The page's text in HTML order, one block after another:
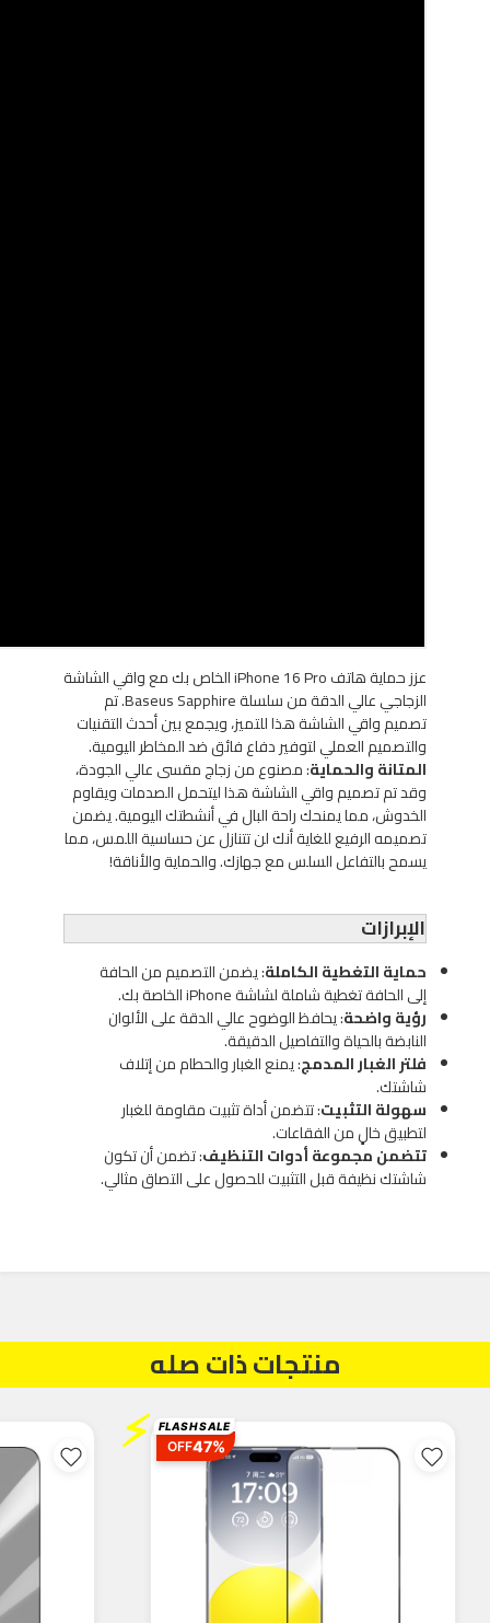
عزز حماية هاتف iPhone 16 Pro الخاص بك مع واقي الشاشة
الزجاجي عالي الدقة من سلسلة Baseus Sapphire. تم
تصميم واقي الشاشة هذا للتميز، ويجمع بين أحدث التقنيات
والتصميم العملي لتوفير دفاع فائق ضد المخاطر اليومية.
المتانة والحماية: مصنوع من زجاج مقسى عالي الجودة،
وقد تم تصميم واقي الشاشة هذا ليتحمل الصدمات ويقاوم
الخدوش، مما يمنحك راحة البال في أنشطتك اليومية. يضمن
تصميمه الرفيع للغاية أنك لن تتنازل عن حساسية اللمس، مما
يسمح بالتفاعل السلس مع جهازك. والحماية والأناقة!
الإبرازات
حماية التغطية الكاملة: يضمن التصميم من الحافة
إلى الحافة تغطية شاملة لشاشة iPhone الخاصة بك.
رؤية واضحة: يحافظ الوضوح عالي الدقة على الألوان
النابضة بالحياة والتفاصيل الدقيقة.
فلتر الغبار المدمج: يمنع الغبار والحطام من إتلاف
شاشتك.
سهولة التثبيت: تتضمن أداة تثبيت مقاومة للغبار
لتطبيق خالٍ من الفقاعات.
تتضمن مجموعة أدوات التنظيف: تضمن أن تكون
شاشتك نظيفة قبل التثبيت للحصول على التصاق مثالي.
منتجات ذات صله
⚡ FLASH SALE
47%
OFF